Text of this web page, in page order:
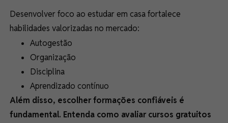
Desenvolver foco ao estudar em casa fortalece
habilidades valorizadas no mercado:
Autogestão
Organização
Disciplina
Aprendizado contínuo
Além disso, escolher formações confiáveis é
fundamental. Entenda como avaliar cursos gratuitos